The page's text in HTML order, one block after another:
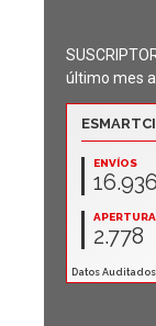
último mes